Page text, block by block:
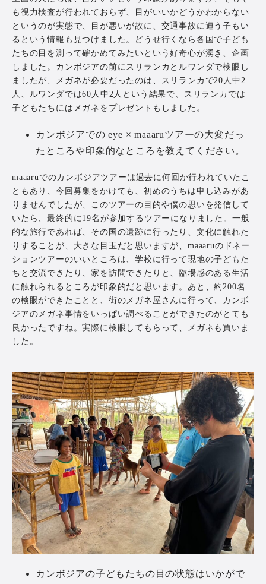
も視力検査が行われておらず、目がいいかどうかわからない
というのが実態で、目が悪いが故に、交通事故に遭う子もい
るという情報も見つけました。どうせ行くなら各国で子ども
たちの目を測って確かめてみたいという好奇心が湧き、企画
しました。カンボジアの前にスリランカとルワンダで検眼し
ましたが、メガネが必要だったのは、スリランカで20人中2
人、ルワンダでは60人中2人という結果で、スリランカでは
子どもたちにはメガネをプレゼントもしました。
カンボジアでの eye × maaaruツアーの大変だっ
たところや印象的なところを教えてください。
maaaruでのカンボジアツアーは過去に何回か行われていたこ
ともあり、今回募集をかけても、初めのうちは申し込みがあ
りませんでしたが、このツアーの目的や僕の思いを発信して
いたら、最終的に19名が参加するツアーになりました。一般
的な旅行であれば、その国の遺跡に行ったり、文化に触れた
りすることが、大きな目玉だと思いますが、maaaruのドネー
ションツアーのいいところは、学校に行って現地の子どもた
ちと交流できたり、家を訪問できたりと、臨場感のある生活
に触れられるところが印象的だと思います。あと、約200名
の検眼ができたことと、街のメガネ屋さんに行って、カンボ
ジアのメガネ事情をいっぱい調べることができたのがとても
良かったですね。実際に検眼してもらって、メガネも買いま
した。
カンボジアの子どもたちの目の状態はいかがで